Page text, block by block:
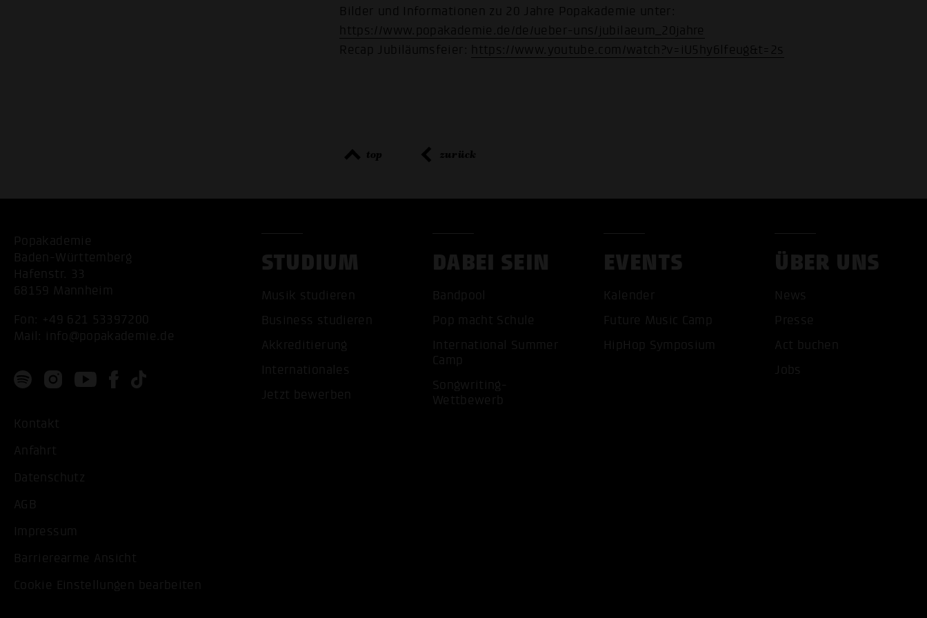
Bilder und Informationen zu 20 Jahre Popakademie unter:
https://www.popakademie.de/de/ueber-uns/jubilaeum_20jahre
Recap Jubiläumsfeier: https://www.youtube.com/watch?v=iU5hy6lfeug&t=2s
top zurück
Popakademie
Baden-Württemberg
Hafenstr. 33
68159 Mannheim
Fon: +49 621 53397200
Mail: info@popakademie.de
Kontakt
Anfahrt
Datenschutz
AGB
Impressum
Barrierearme Ansicht
Cookie Einstellungen bearbeiten
STUDIUM
Musik studieren
Business studieren
Akkreditierung
Internationales
Jetzt bewerben
DABEI SEIN
Bandpool
Pop macht Schule
International Summer
Camp
Songwriting-
Wettbewerb
EVENTS
Kalender
Future Music Camp
HipHop Symposium
ÜBER UNS
News
Presse
Act buchen
Jobs